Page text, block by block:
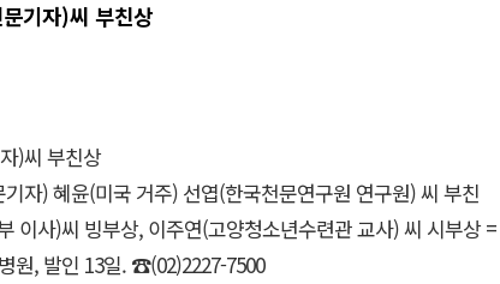
기자)씨 부친상
)씨 부친상
자) 혜윤(미국 거주) 선엽(한국천문연구원 연구원) 씨 부친
이사)씨 빙부상, 이주연(고양청소년수련관 교사) 씨 시부상 =
원, 발인 13일. ☎(02)2227-7500